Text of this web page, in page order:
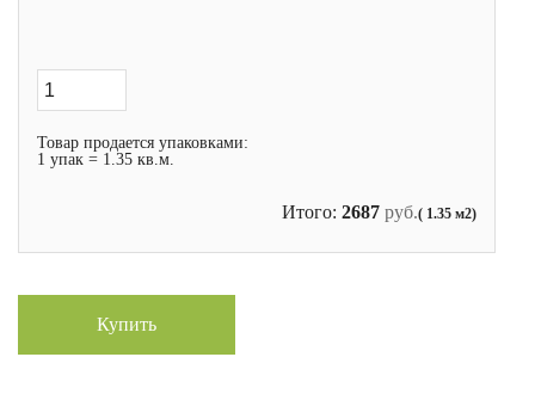
Товар продается упаковками:
1 упак = 1.35 кв.м.
Итого: 2687 руб.( 1.35 м2)
Купить